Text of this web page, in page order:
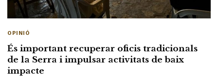
OPINIÓ
És important recuperar oficis tradicionals
de la Serra i impulsar activitats de baix
impacte